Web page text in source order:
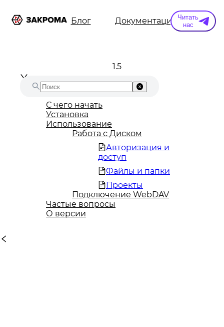
Информация Блог Документация
Читать
нас
1.5
С чего начать
Установка
Использование
Работа с Диском
Авторизация и
доступ
Файлы и папки
Проекты
Подключение WebDAV
Частые вопросы
О версии